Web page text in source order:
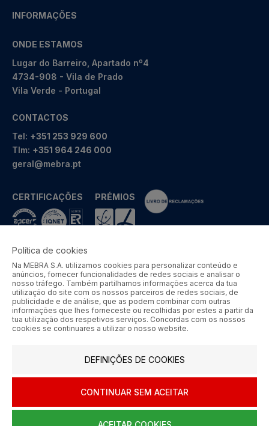
INFORMAÇÕES
ONDE ESTAMOS
Lugar do Barreiro, Apartado nº4
4734-908 - Vila de Prado
Vila Verde - Portugal
CONTACTOS
Tel: +351 253 929 600
Tlm: +351 964 246 000
geral@mebra.pt
CERTIFICAÇÕES PRÉMIOS
MEBRA - Comércio por Grosso de Metais e Acessórios de Braga
S.A. © 2026 Todos os direitos reservados.
Aos preços apresentados acresce IVA à taxa em vigor.
SIGA-NOS
Política de cookies
Na MEBRA S.A. utilizamos cookies para personalizar conteúdo e
anúncios, fornecer funcionalidades de redes sociais e analisar o
nosso tráfego. Também partilhamos informações acerca da tua
utilização do site com os nossos parceiros de redes sociais, de
publicidade e de análise, que as podem combinar com outras
informações que lhes forneceste ou recolhidas por estes a partir da
tua utilização dos respetivos serviços. Concordas com os nossos
cookies se continuares a utilizar o nosso website.
DEFINIÇÕES DE COOKIES
CONTINUAR SEM ACEITAR